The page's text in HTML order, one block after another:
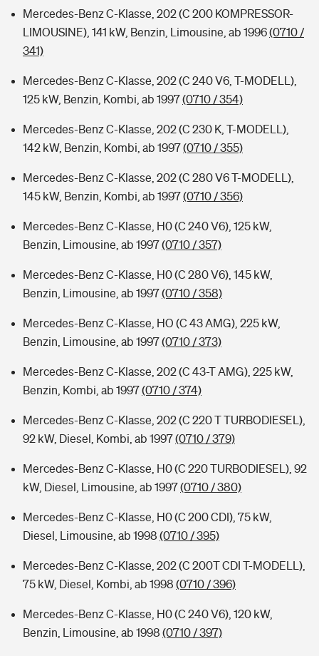
Mercedes-Benz C-Klasse, 202 (C 200 KOMPRESSOR-
LIMOUSINE), 141 kW, Benzin, Limousine, ab 1996(0710 /
341)
Mercedes-Benz C-Klasse, 202 (C 240 V6, T-MODELL),
125 kW, Benzin, Kombi, ab 1997(0710 / 354)
Mercedes-Benz C-Klasse, 202 (C 230 K, T-MODELL),
142 kW, Benzin, Kombi, ab 1997(0710 / 355)
Mercedes-Benz C-Klasse, 202 (C 280 V6 T-MODELL),
145 kW, Benzin, Kombi, ab 1997(0710 / 356)
Mercedes-Benz C-Klasse, H0 (C 240 V6), 125 kW,
Benzin, Limousine, ab 1997(0710 / 357)
Mercedes-Benz C-Klasse, H0 (C 280 V6), 145 kW,
Benzin, Limousine, ab 1997(0710 / 358)
Mercedes-Benz C-Klasse, HO (C 43 AMG), 225 kW,
Benzin, Limousine, ab 1997(0710 / 373)
Mercedes-Benz C-Klasse, 202 (C 43-T AMG), 225 kW,
Benzin, Kombi, ab 1997(0710 / 374)
Mercedes-Benz C-Klasse, 202 (C 220 T TURBODIESEL),
92 kW, Diesel, Kombi, ab 1997(0710 / 379)
Mercedes-Benz C-Klasse, H0 (C 220 TURBODIESEL), 92
kW, Diesel, Limousine, ab 1997(0710 / 380)
Mercedes-Benz C-Klasse, H0 (C 200 CDI), 75 kW,
Diesel, Limousine, ab 1998 (0710 / 395)
Mercedes-Benz C-Klasse, 202 (C 200T CDI T-MODELL),
75 kW, Diesel, Kombi, ab 1998 (0710 / 396)
Mercedes-Benz C-Klasse, H0 (C 240 V6), 120 kW,
Benzin, Limousine, ab 1998 (0710 / 397)